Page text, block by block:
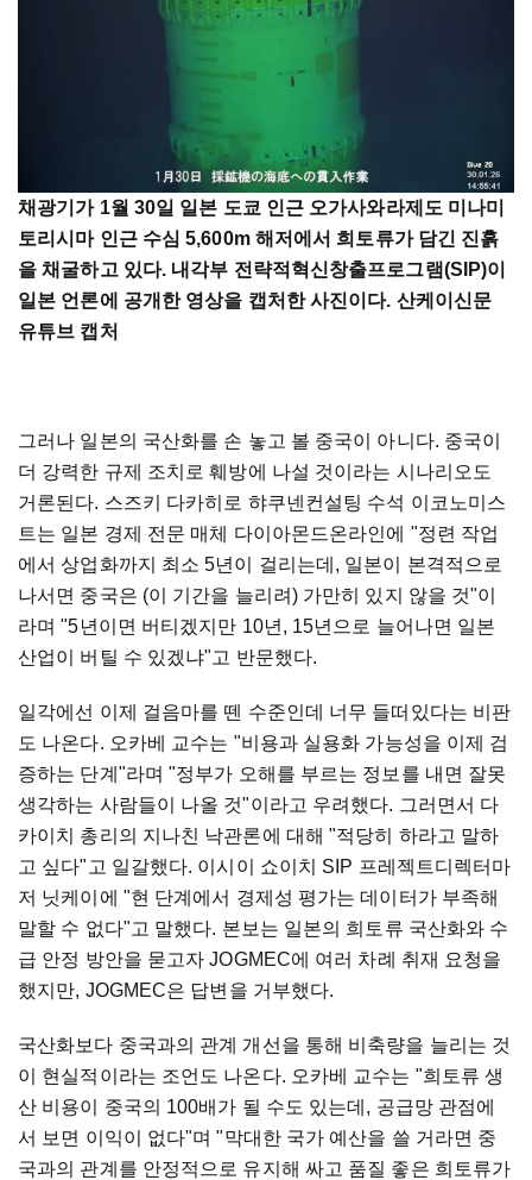
채광기가 1월 30일 일본 도쿄 인근 오가사와라제도 미나미
토리시마 인근 수심 5,600m 해저에서 희토류가 담긴 진흙
을 채굴하고 있다. 내각부 전략적혁신창출프로그램(SIP)이
일본 언론에 공개한 영상을 캡처한 사진이다. 산케이신문
유튜브 캡처
그러나 일본의 국산화를 손 놓고 볼 중국이 아니다. 중국이
더 강력한 규제 조치로 훼방에 나설 것이라는 시나리오도
거론된다. 스즈키 다카히로 햐쿠넨컨설팅 수석 이코노미스
트는 일본 경제 전문 매체 다이아몬드온라인에 "정련 작업
에서 상업화까지 최소 5년이 걸리는데, 일본이 본격적으로
나서면 중국은 (이 기간을 늘리려) 가만히 있지 않을 것"이
라며 "5년이면 버티겠지만 10년, 15년으로 늘어나면 일본
산업이 버틸 수 있겠냐"고 반문했다.
일각에선 이제 걸음마를 뗀 수준인데 너무 들떠있다는 비판
도 나온다. 오카베 교수는 "비용과 실용화 가능성을 이제 검
증하는 단계"라며 "정부가 오해를 부르는 정보를 내면 잘못
생각하는 사람들이 나올 것"이라고 우려했다. 그러면서 다
카이치 총리의 지나친 낙관론에 대해 "적당히 하라고 말하
고 싶다"고 일갈했다. 이시이 쇼이치 SIP 프레젝트디렉터마
저 닛케이에 "현 단계에서 경제성 평가는 데이터가 부족해
말할 수 없다"고 말했다. 본보는 일본의 희토류 국산화와 수
급 안정 방안을 묻고자 JOGMEC에 여러 차례 취재 요청을
했지만, JOGMEC은 답변을 거부했다.
국산화보다 중국과의 관계 개선을 통해 비축량을 늘리는 것
이 현실적이라는 조언도 나온다. 오카베 교수는 "희토류 생
산 비용이 중국의 100배가 될 수도 있는데, 공급망 관점에
서 보면 이익이 없다"며 "막대한 국가 예산을 쓸 거라면 중
국과의 관계를 안정적으로 유지해 싸고 품질 좋은 희토류가